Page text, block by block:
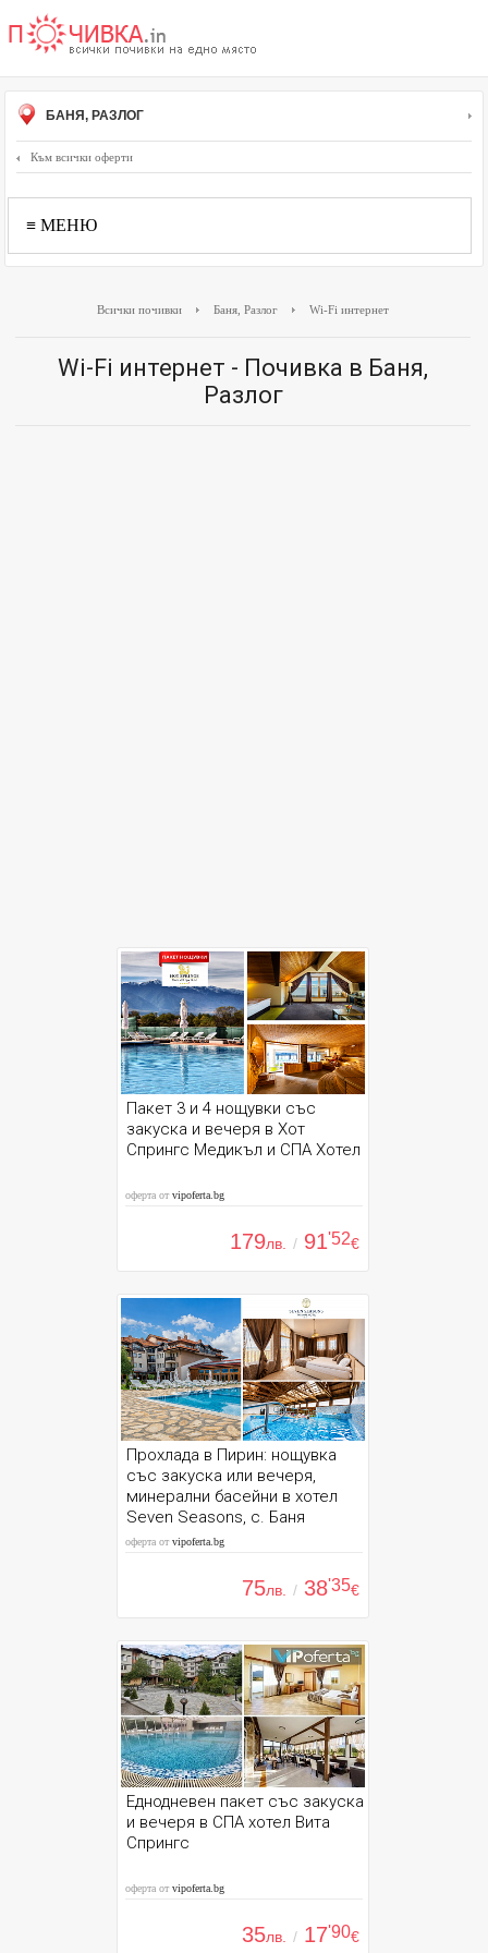
БАНЯ, РАЗЛОГ
Към всички оферти
≡ МЕНЮ
Всички почивки Баня, Разлог Wi-Fi интернет
Wi-Fi интернет - Почивка в Баня,
Разлог
Пакет 3 и 4 нощувки със
закуска и вечеря в Хот
Спрингс Медикъл и СПА Хотел
оферта отvipoferta.bg
179лв. / 91'52€
Прохлада в Пирин: нощувка
със закуска или вечеря,
минерални басейни в хотел
Seven Seasons, с. Баня
оферта отvipoferta.bg
75лв. / 38'35€
Еднодневен пакет със закуска
и вечеря в СПА хотел Вита
Спрингс
оферта отvipoferta.bg
35лв. / 17'90€